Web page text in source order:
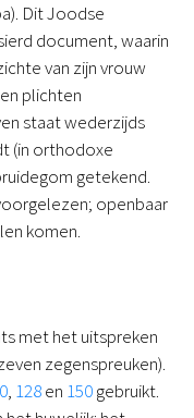
Dit Joodse
document, waarin
van zijn vrouw
plichten
staat wederzijds
(in orthodoxe
getekend.
openbaar
komen.
met het uitspreken
zegenspreuken).
, 128en 150gebruikt.